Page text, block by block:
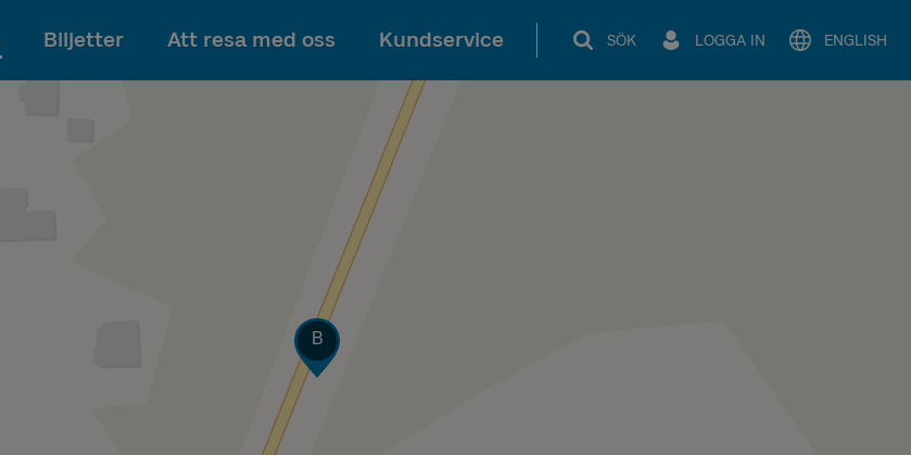
Till innehållet
Biljetter Att resa med oss Kundservice SÖK LOGGA IN ENGLISH
Läge
B